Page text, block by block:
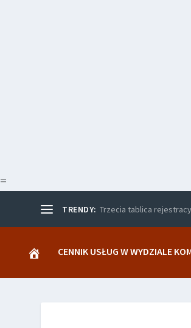
=
TRENDY: Trzecia tablica
CENNIK USŁUG W WYDZIALE